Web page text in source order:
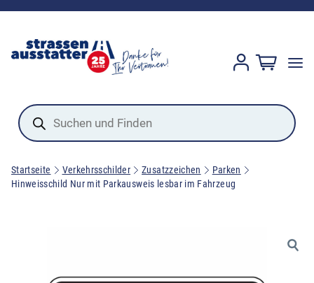
Products
search
Startseite Verkehrsschilder Zusatzzeichen
Parken
Hinweisschild Nur mit Parkausweis lesbar im Fahrzeug